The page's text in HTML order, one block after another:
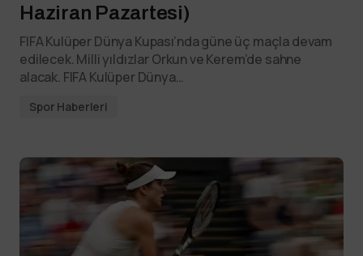
Haziran Pazartesi)
FIFA Kulüper Dünya Kupası’nda güne üç maçla devam
edilecek. Milli yıldızlar Orkun ve Kerem’de sahne
alacak. FIFA Kulüper Dünya…
Spor Haberleri